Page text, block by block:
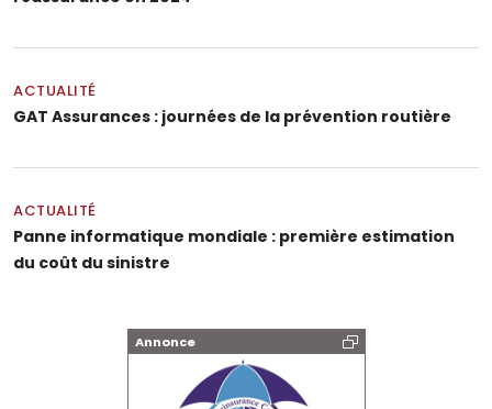
ACTUALITÉ
GAT Assurances : journées de la prévention routière
ACTUALITÉ
Panne informatique mondiale : première estimation
du coût du sinistre
Annonce